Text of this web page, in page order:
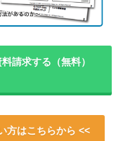
請求する（無料）
方はこちらから <<